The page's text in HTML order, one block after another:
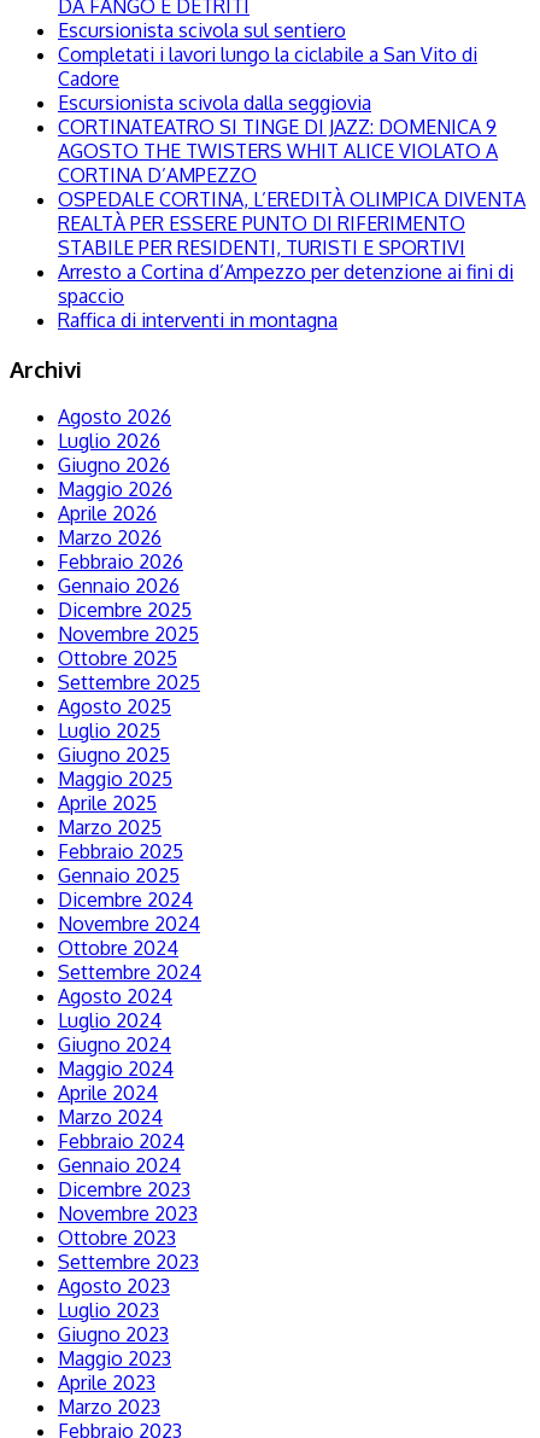
DA FANGO E DETRITI
Escursionista scivola sul sentiero
Completati i lavori lungo la ciclabile a San Vito di
Cadore
Escursionista scivola dalla seggiovia
CORTINATEATRO SI TINGE DI JAZZ: DOMENICA 9
AGOSTO THE TWISTERS WHIT ALICE VIOLATO A
CORTINA D’AMPEZZO
OSPEDALE CORTINA, L’EREDITÀ OLIMPICA DIVENTA
REALTÀ PER ESSERE PUNTO DI RIFERIMENTO
STABILE PER RESIDENTI, TURISTI E SPORTIVI
Arresto a Cortina d’Ampezzo per detenzione ai fini di
spaccio
Raffica di interventi in montagna
Archivi
Agosto 2026
Luglio 2026
Giugno 2026
Maggio 2026
Aprile 2026
Marzo 2026
Febbraio 2026
Gennaio 2026
Dicembre 2025
Novembre 2025
Ottobre 2025
Settembre 2025
Agosto 2025
Luglio 2025
Giugno 2025
Maggio 2025
Aprile 2025
Marzo 2025
Febbraio 2025
Gennaio 2025
Dicembre 2024
Novembre 2024
Ottobre 2024
Settembre 2024
Agosto 2024
Luglio 2024
Giugno 2024
Maggio 2024
Aprile 2024
Marzo 2024
Febbraio 2024
Gennaio 2024
Dicembre 2023
Novembre 2023
Ottobre 2023
Settembre 2023
Agosto 2023
Luglio 2023
Giugno 2023
Maggio 2023
Aprile 2023
Marzo 2023
Febbraio 2023